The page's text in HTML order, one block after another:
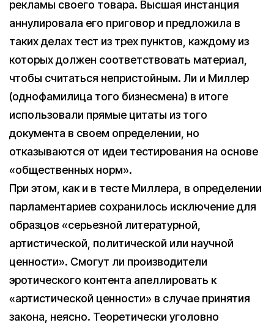
рекламы своего товара. Высшая инстанция
аннулировала его приговор и предложила в
таких делах тест из трех пунктов, каждому из
которых должен соответствовать материал,
чтобы считаться непристойным. Ли и Миллер
(однофамилица того бизнесмена) в итоге
использовали прямые цитаты из того
документа в своем определении, но
отказываются от идеи тестирования на основе
«общественных норм».
При этом, как и в тесте Миллера, в определении
парламентариев сохранилось исключение для
образцов «серьезной литературной,
артистической, политической или научной
ценности». Смогут ли производители
эротического контента апеллировать к
«артистической ценности» в случае принятия
закона, неясно. Теоретически уголовно